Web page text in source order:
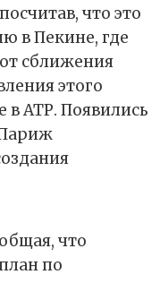
что это
в Пекине, где
сближения
этого
в АТР. Появились
что
по